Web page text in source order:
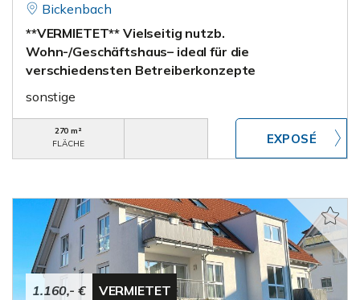
Bickenbach
**VERMIETET** Vielseitig nutzb.
Wohn-/Geschäftshaus– ideal für die
verschiedensten Betreiberkonzepte
sonstige
270 m²
FLÄCHE
1.160,- € VERMIETET